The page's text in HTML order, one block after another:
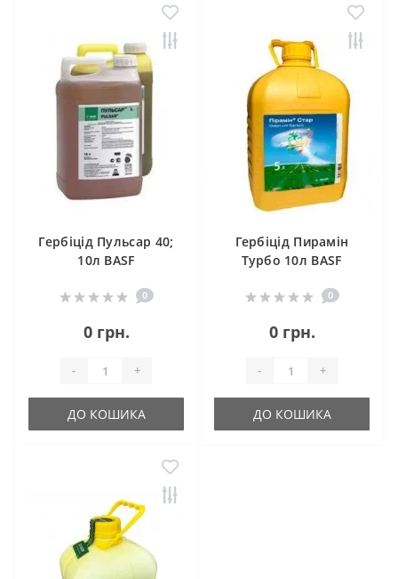
Гербіцід Пульсар 40;
10л BASF
0
0 грн.
- +
ДО КОШИКА
Гербіцід Пирамін
Турбо 10л BASF
0
0 грн.
- +
ДО КОШИКА